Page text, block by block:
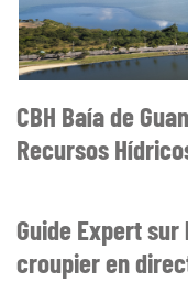
CBH Baía de
Recursos
Guide Expert
croupier en